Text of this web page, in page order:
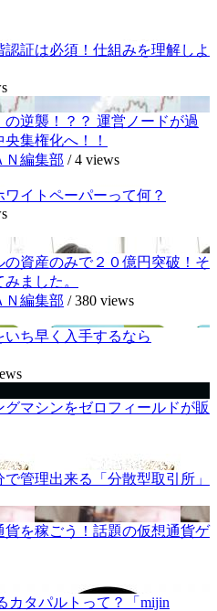
証は必須！仕組みを理解しよ
の逆襲！？？ 運営ノードが過
集権化へ！！
Ｎ編集部 /4 views
ワイトペーパーって何？
の資産のみで２０億円突破！そ
ました。
Ｎ編集部 /380 views
ち早く入手するなら
マシンをゼロフィールドが販
管理出来る「分散型取引所」
貨を稼ごう！話題の仮想通貨ゲ
カタパルトって？「mijin